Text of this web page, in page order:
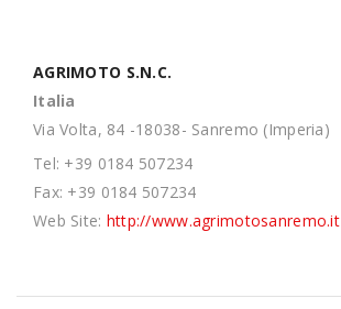
AGRIMOTO S.N.C.
Italia
Via Volta, 84 -18038- Sanremo (Imperia)
Tel: +39 0184 507234
Fax: +39 0184 507234
Web Site: http://www.agrimotosanremo.it